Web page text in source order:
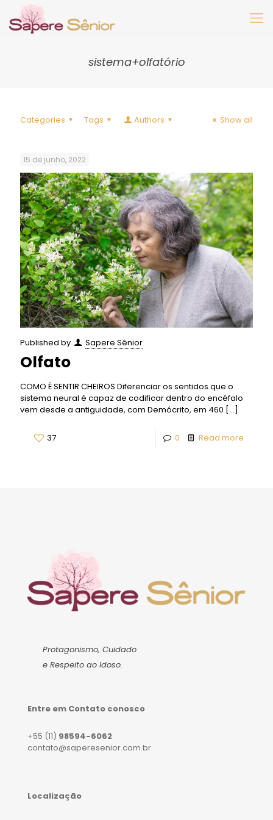
sistema+olfatório
Categories Tags Authors Show all
15 de junho, 2022
Published by Sapere Sênior
Olfato
COMO É SENTIR CHEIROS Diferenciar os sentidos que o
sistema neural é capaz de codificar dentro do encéfalo
vem desde a antiguidade, com Demócrito, em 460 […]
37 0 Read more
Protagonismo, Cuidado
e Respeito ao Idoso.
Entre em Contato conosco
+55 (11) 98594-6062
contato@saperesenior.com.br
Localização